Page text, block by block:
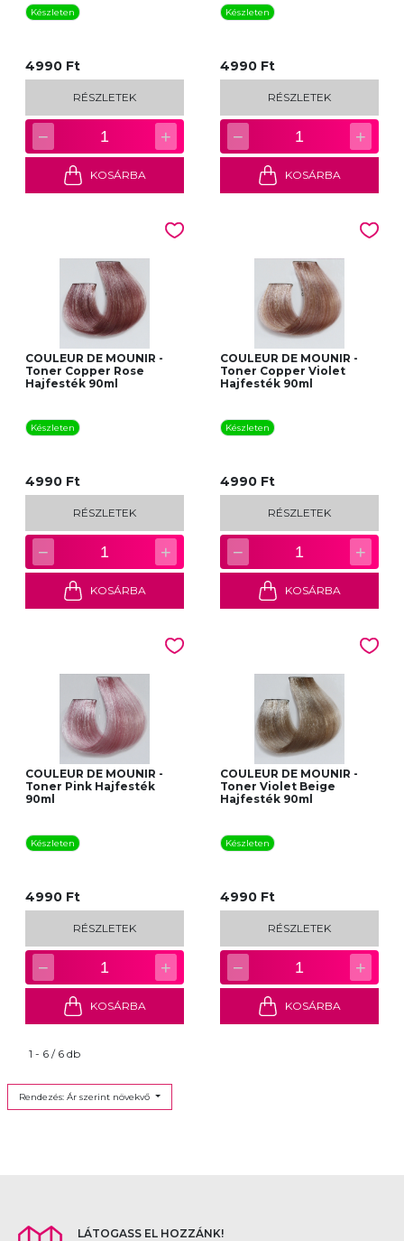
Készleten
4990 Ft
RÉSZLETEK
− 1 +
KOSÁRBA
Készleten
4990 Ft
RÉSZLETEK
− 1 +
KOSÁRBA
COULEUR DE MOUNIR -
Toner Copper Rose
Hajfesték 90ml
Készleten
4990 Ft
RÉSZLETEK
− 1 +
KOSÁRBA
COULEUR DE MOUNIR -
Toner Copper Violet
Hajfesték 90ml
Készleten
4990 Ft
RÉSZLETEK
− 1 +
KOSÁRBA
COULEUR DE MOUNIR -
Toner Pink Hajfesték
90ml
Készleten
4990 Ft
RÉSZLETEK
− 1 +
KOSÁRBA
COULEUR DE MOUNIR -
Toner Violet Beige
Hajfesték 90ml
Készleten
4990 Ft
RÉSZLETEK
− 1 +
KOSÁRBA
1 - 6 / 6 db
Rendezés: Ár szerint növekvő
LÁTOGASS EL HOZZÁNK!